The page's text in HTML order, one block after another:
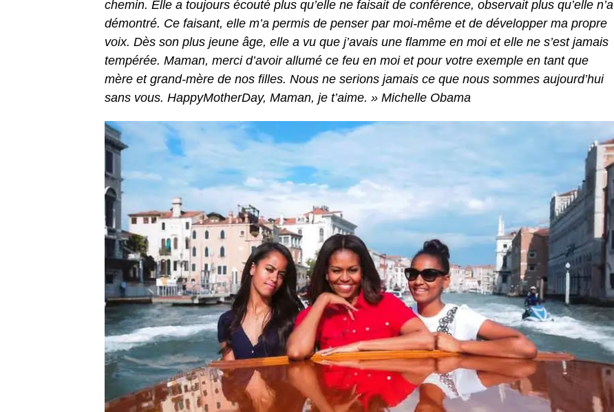
chemin. Elle a toujours écouté plus qu’elle ne faisait de conférence, observait plus qu’elle n’a
démontré. Ce faisant, elle m’a permis de penser par moi-même et de développer ma propre
voix. Dès son plus jeune âge, elle a vu que j’avais une flamme en moi et elle ne s’est jamais
tempérée. Maman, merci d’avoir allumé ce feu en moi et pour votre exemple en tant que
mère et grand-mère de nos filles. Nous ne serions jamais ce que nous sommes aujourd’hui
sans vous. HappyMotherDay, Maman, je t’aime. » Michelle Obama